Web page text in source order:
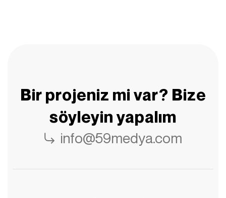
Bir projeniz mi var? Bize
söyleyin yapalım
info@59medya.com